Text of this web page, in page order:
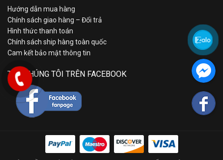
Hướng dẫn mua hàng
Chính sách giao hàng – Đổi trả
Hình thức thanh toán
Chính sách ship hàng toàn quốc
Cam kết bảo mật thông tin
TÌM CHÚNG TÔI TRÊN FACEBOOK